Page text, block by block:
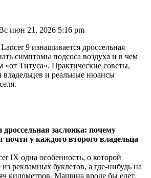
июн 21, 2026 5:16 pm
9 изнашивается дроссельная
симптомы подсоса воздуха и в чем
«от Титуса». Практические советы,
владельцев и реальные нюансы
заслонка: почему
почти у каждого второго владельца
IX одна особенность, о которой
рекламных буклетов, а где-нибудь на
километров. Машина вроде бы едет.